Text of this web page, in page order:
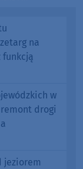
na
funkcją
w
remont drogi
jeziorem